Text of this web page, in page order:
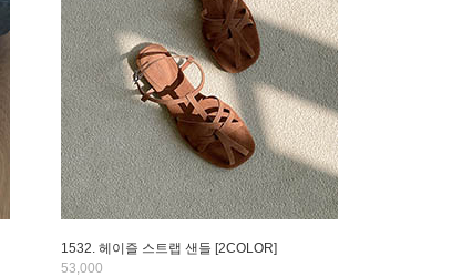
1532. 헤이즐 스트랩 샌들 [2COLOR]
53,000